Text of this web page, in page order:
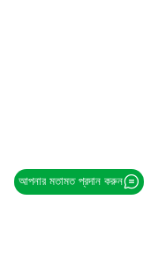
আপনার মতামত প্রদান করুন